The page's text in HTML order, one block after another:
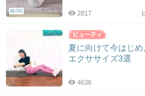
BLOG 2817
夏に向けて今はじ
エクササイズ3選
4636